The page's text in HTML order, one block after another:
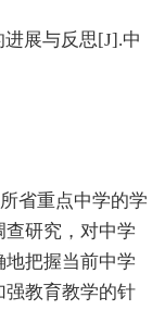
展与反思[J].中
省重点中学的学
研究，对中学
把握当前中学
强教育教学的针